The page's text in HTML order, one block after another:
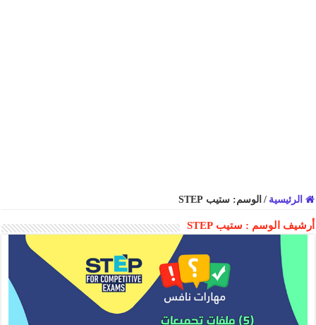
الرئيسية / الوسم:ستيب STEP
أرشيف الوسم : ستيب STEP